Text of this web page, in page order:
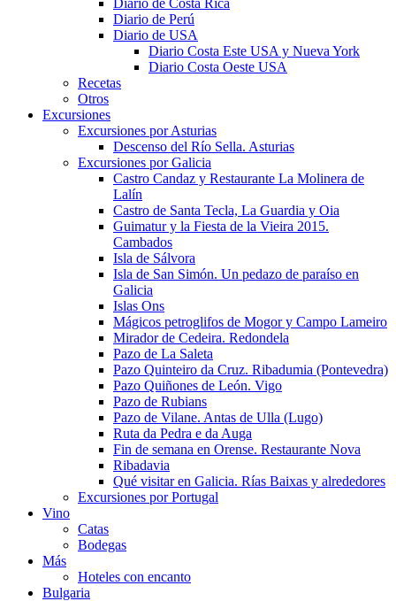
Diario de Perú
Diario de USA
Diario Costa Este USA y Nueva York
Diario Costa Oeste USA
Recetas
Otros
Excursiones
Excursiones por Asturias
Descenso del Río Sella. Asturias
Excursiones por Galicia
Castro Candaz y Restaurante La Molinera de
Lalín
Castro de Santa Tecla, La Guardia y Oia
Guimatur y la Fiesta de la Vieira 2015.
Cambados
Isla de Sálvora
Isla de San Simón. Un pedazo de paraíso en
Galicia
Islas Ons
Mágicos petroglifos de Mogor y Campo Lameiro
Mirador de Cedeira. Redondela
Pazo de La Saleta
Pazo Quinteiro da Cruz. Ribadumia (Pontevedra)
Pazo Quiñones de León. Vigo
Pazo de Rubians
Pazo de Vilane. Antas de Ulla (Lugo)
Ruta da Pedra e da Auga
Fin de semana en Orense. Restaurante Nova
Ribadavia
Qué visitar en Galicia. Rías Baixas y alrededores
Excursiones por Portugal
Vino
Catas
Bodegas
Más
Hoteles con encanto
Bulgaria